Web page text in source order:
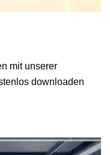
mit unserer
downloaden